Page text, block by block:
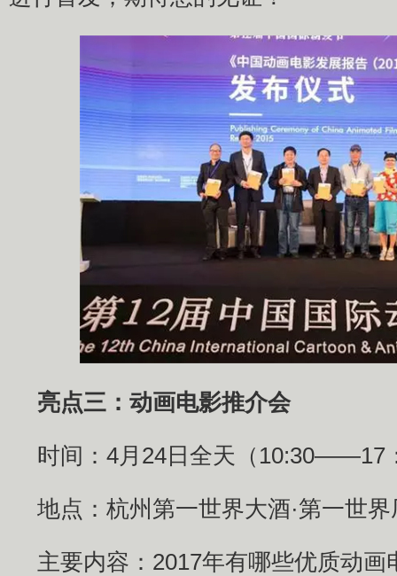
亮点三：动画电影推介会
时间：4月24日全天（10:30——17
地点：杭州第一世界大酒·第一世界
主要内容：2017年有哪些优质动画